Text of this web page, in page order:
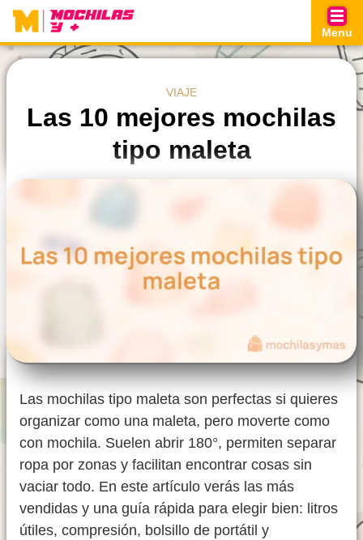
Skip
content
Menu
VIAJE
Las 10 mejores mochilas
tipo maleta
Las mochilas tipo maleta son perfectas si quieres
organizar como una maleta, pero moverte como
con mochila. Suelen abrir 180°, permiten separar
ropa por zonas y facilitan encontrar cosas sin
vaciar todo. En este artículo verás las más
vendidas y una guía rápida para elegir bien: litros
útiles, compresión, bolsillo de portátil y